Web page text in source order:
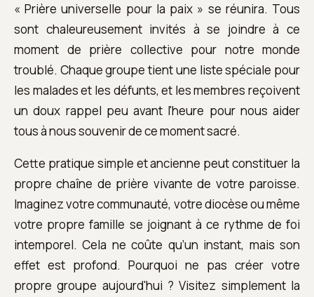
« Prière universelle pour la paix » se réunira. Tous
sont chaleureusement invités à se joindre à ce
moment de prière collective pour notre monde
troublé. Chaque groupe tient une liste spéciale pour
les malades et les défunts, et les membres reçoivent
un doux rappel peu avant l'heure pour nous aider
tous à nous souvenir de ce moment sacré.
Cette pratique simple et ancienne peut constituer la
propre chaîne de prière vivante de votre paroisse.
Imaginez votre communauté, votre diocèse ou même
votre propre famille se joignant à ce rythme de foi
intemporel. Cela ne coûte qu’un instant, mais son
effet est profond. Pourquoi ne pas créer votre
propre groupe aujourd'hui ? Visitez simplement la